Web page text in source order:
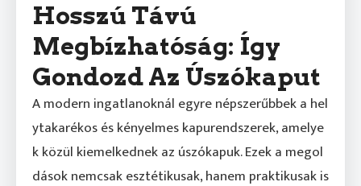
Hosszú Távú
Megbízhatóság: Így
Gondozd Az Úszókaput
A modern ingatlanoknál egyre népszerűbbek a hel
ytakarékos és kényelmes kapurendszerek, amelye
k közül kiemelkednek az úszókapuk. Ezek a megol
dások nemcsak esztétikusak, hanem praktikusak is